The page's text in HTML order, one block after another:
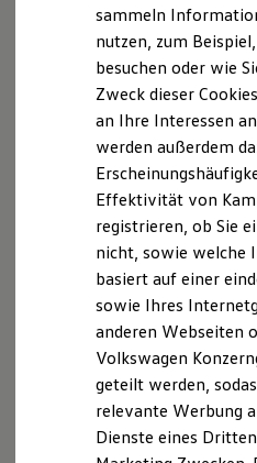
Reichweite
Reichweite der
Reichweite im
Laden
Laden
Laden Zuhause
Batterie
Sicherheit
Garantie und
Nachhaltigkeit
Technologie
Kosten und Kauf
Verbrauchskosten
Kaufoptionen
E-Auto-
Software und
Die ID. Software
ID. Software
Digitale Extras
Schnittstellen
sammeln
nutzen, zum
besuchen oder wie
Zweck dieser
an Ihre Interessen
werden außerdem
Effektivität von
registrieren, ob Sie
nicht, sowie welche
basiert auf einer
sowie Ihres
anderen Webseiten
Volkswagen
geteilt werden,
relevante Werbung
Dienste eines